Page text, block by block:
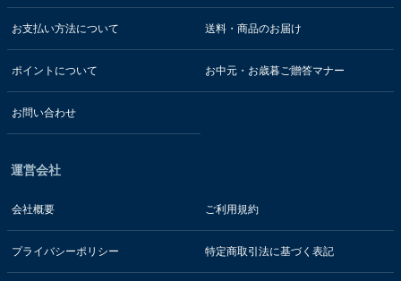
お支払い方法について 送料・商品のお届け
ポイントについて お中元・お歳暮ご贈答マナー
お問い合わせ
運営会社
会社概要 ご利用規約
プライバシーポリシー 特定商取引法に基づく表記